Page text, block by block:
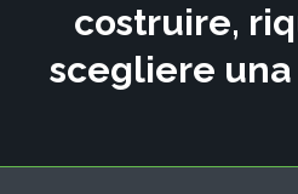
costruire,
scegliere una